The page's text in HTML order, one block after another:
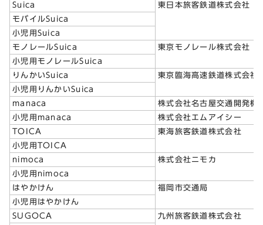
Suica
東日本旅客鉄道株式会社
モバイルSuica
小児用Suica
モノレールSuica
東京モノレール株式会社
小児用モノレールSuica
りんかいSuica
東京臨海高速鉄道株式会社
小児用りんかいSuica
manaca
株式会社名古屋交通開発機
小児用manaca
株式会社エムアイシー
TOICA
東海旅客鉄道株式会社
小児用TOICA
nimoca
株式会社ニモカ
小児用nimoca
はやかけん
福岡市交通局
小児用はやかけん
SUGOCA
九州旅客鉄道株式会社